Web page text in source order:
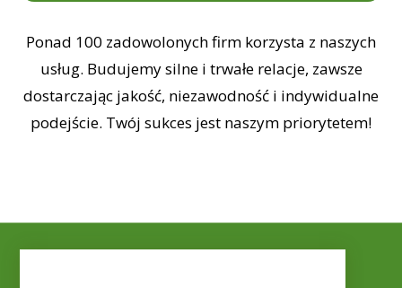
Ponad 100 zadowolonych firm korzysta z naszych
usług. Budujemy silne i trwałe relacje, zawsze
dostarczając jakość, niezawodność i indywidualne
podejście. Twój sukces jest naszym priorytetem!